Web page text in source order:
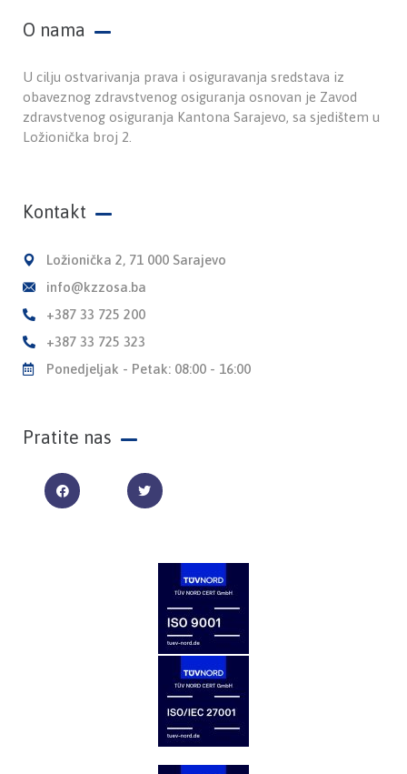
O nama
U cilju ostvarivanja prava i osiguravanja sredstava iz
obaveznog zdravstvenog osiguranja osnovan je Zavod
zdravstvenog osiguranja Kantona Sarajevo, sa sjedištem u
Ložionička broj 2.
Kontakt
Ložionička 2, 71 000 Sarajevo
info@kzzosa.ba
+387 33 725 200
+387 33 725 323
Ponedjeljak - Petak: 08:00 - 16:00
Pratite nas